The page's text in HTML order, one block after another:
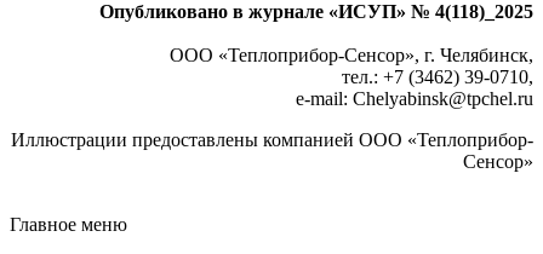
Опубликовано в журнале «ИСУП» № 4(118)_2025
ООО «Теплоприбор-Сенсор», г. Челябинск,
тел.: +7 (3462) 39-0710,
e-mail: Chelyabinsk@tpchel.ru
Иллюстрации предоставлены компанией ООО «Теплоприбор-
Сенсор»
Главное меню